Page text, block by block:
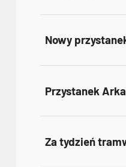
Nowy
Przystanek
Za tydzień